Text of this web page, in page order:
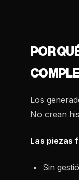
POR
Los
No crean
Las piezas
Sin